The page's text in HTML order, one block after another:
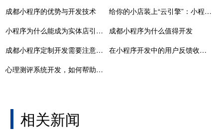
成都小程序的优势与开发技术
给你的小店装上“云引擎”：小程序商城开发的真香定律
小程序为什么能成为实体店引流神器
成都小程序为什么值得开发
成都小程序定制开发需要注意的事项
在小程序开发中的用户反馈收集和分析
心理测评系统开发，如何帮助我们更细致地跟踪来访者进展？
相关新闻